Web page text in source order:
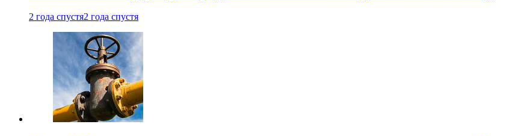
2 года спустя2 года спустя